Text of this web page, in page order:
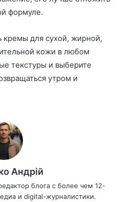
формуле.
для сухой, жирной,
кожи в любом
текстуры и выберите
утром и
Андрій
блога с более чем 12-
и digital-журналистики.